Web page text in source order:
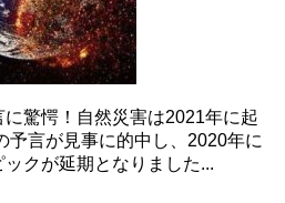
驚愕！自然災害は2021年に起
予言が見事に的中し、2020年に
クが延期となりました...